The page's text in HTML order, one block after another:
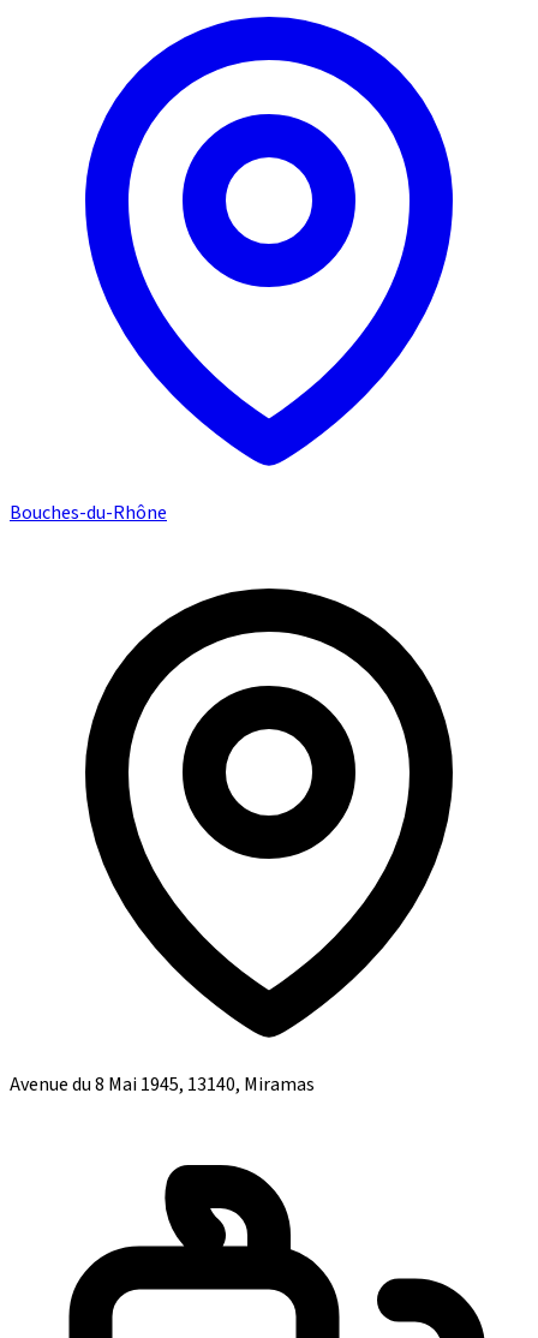
Bouches-du-Rhône
Avenue du 8 Mai 1945, 13140, Miramas